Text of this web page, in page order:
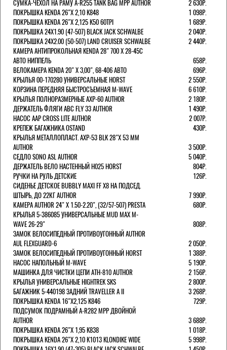
CУМКА-ЧЕХОЛ НА РАМУ A-R255 TANK BAG MPP AUTHOR
2 630Р.
ПОКРЫШКА KENDA 26"Х 2,10 K848
1 098Р.
ПОКРЫШКА KENDA 26"Х 2,125 K50 60TPI
1 689Р.
ПОКРЫШКА 24X1.90 (47-507) BLACK JACK SCHWALBE
2 040Р.
ПОКРЫШКА 24X2.00 (50-507) LAND CRUISER SCHWALBE
2 440Р.
КАМЕРА АНТИПРОКОЛЬНАЯ KENDA 28" 700 Х 28-45C
АВТО НИППЕЛЬ
658Р.
ВЕЛОКАМЕРА KENDA 20" Х 3,00", 68-406 АВТО
696Р.
КРЫЛЬЯ 00-170280 УНИВЕРСАЛЬНЫЕ HORST
2 550Р.
КОРЗИНА ПЕРЕДНЯЯ БЫСТРОСЪЕМНАЯ M-WAVE
6 610Р.
КРЫЛЬЯ ПОЛНОРАЗМЕРНЫЕ AXP-60 AUTHOR
2 180Р.
ДЕРЖАТЕЛЬ ФЛЯГИ АВС FLY 33 AUTHOR
1 490Р.
НАСОС AAP CROSS LITE AUTHOR
2 007Р.
КРЕПЕЖ БАГАЖНИКА OSTAND
430Р.
КРЫЛЬЯ МЕТАЛЛОПЛАСТ. AXP-53 BLK 28"Х 53 ММ
AUTHOR
3 500Р.
СЕДЛО SONO ASL AUTHOR
5 040Р.
ДЕРЖАТЕЛЬ ВЕЛО НАСТЕННЫЙ H025 HORST
804Р.
РУЧКИ НА РУЛЬ ДЕТСКИЕ
126Р.
СИДЕНЬЕ ДЕТСКОЕ BUBBLY MAXI FF X8 НА ПОДСЕД.
ШТЫРЬ, ДО 22КГ AUTHOR
7 990Р.
КАМЕРА AUTHOR 24" Х 1.50-2.20", (32/57-507) PRESTA
680Р.
КРЫЛЬЯ 5-386085 УНИВЕРСАЛЬНЫЕ MUD MAX M-
WAVE 26-29"
808Р.
ЗАМОК ВЕЛОСИПЕДНЫЙ ПРОТИВОУГОННЫЙ AUTHOR
AUL FLEXGUARD-6
2 050Р.
ЗАМОК ВЕЛОСИПЕДНЫЙ ПРОТИВОУГОННЫЙ HORST
1 388Р.
НАСОС НАПОЛЬНЫЙ M-WAVE
5 190Р.
МАШИНКА ДЛЯ ЧИСТКИ ЦЕПИ ATH-810 AUTHOR
2 156Р.
КРЫЛЬЯ УНИВЕРСАЛЬНЫЕ HIGHTREK SKS
2 800Р.
БАГАЖНИК 5-440198 ЗАДНИЙ TRAVELLER A II
3 268Р.
ПОКРЫШКА KENDA 16"Х2,125 K846
729Р.
ПОДСУМОК ПОДРАМНЫЙ A-R282 MPP ДВОЙНОЙ
AUTHOR
3 688Р.
ПОКРЫШКА KENDA 26"Х 1,95 K838
1 018Р.
ПОКРЫШКА KENDA 26"Х 2,10 K1013 KLONDIKE WIDE
5 998Р.